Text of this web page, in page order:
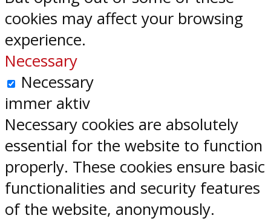
cookies may affect your browsing
experience.
Necessary
Necessary
immer aktiv
Necessary cookies are absolutely
essential for the website to function
properly. These cookies ensure basic
functionalities and security features
of the website, anonymously.